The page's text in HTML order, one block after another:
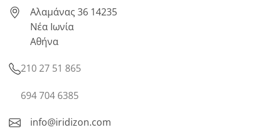
Αλαμάνας 36 14235
Νέα Ιωνία
Αθήνα
210 27 51 865
694 704 6385
info@iridizon.com